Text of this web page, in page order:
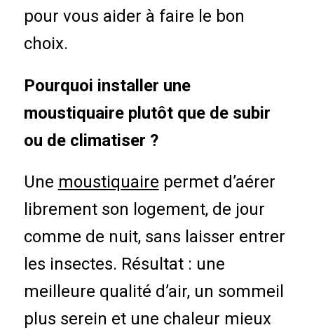
pour vous aider à faire le bon
choix.
Pourquoi installer une
moustiquaire plutôt que de subir
ou de climatiser ?
Une moustiquaire permet d’aérer
librement son logement, de jour
comme de nuit, sans laisser entrer
les insectes. Résultat : une
meilleure qualité d’air, un sommeil
plus serein et une chaleur mieux